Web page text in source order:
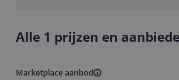
Alle 1 prijzen en
Marketplace aanbod